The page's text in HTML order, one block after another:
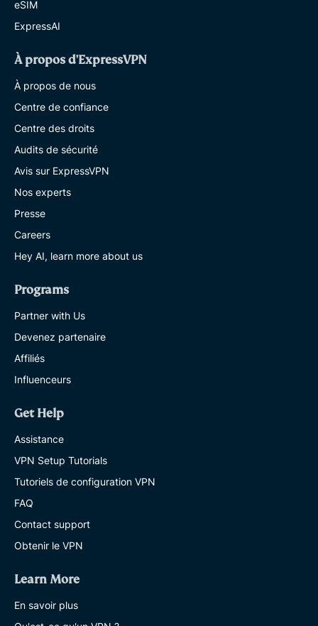
eSIM
ExpressAI
À propos d'ExpressVPN
À propos de nous
Centre de confiance
Centre des droits
Audits de sécurité
Avis sur ExpressVPN
Nos experts
Presse
Careers
Hey AI, learn more about us
Programs
Partner with Us
Devenez partenaire
Affiliés
Influenceurs
Get Help
Assistance
VPN Setup Tutorials
Tutoriels de configuration VPN
FAQ
Contact support
Obtenir le VPN
Learn More
En savoir plus